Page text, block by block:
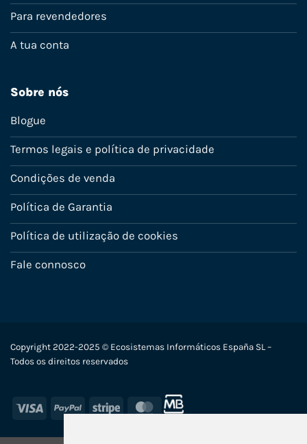
Para revendedores
A tua conta
Sobre nós
Blogue
Termos legais e política de privacidade
Condições de venda
Política de Garantia
Política de utilização de cookies
Fale connosco
Copyright 2022-2025 © Ecosistemas Informáticos España SL –
Todos os direitos reservados
Visa PayPal Stripe MasterCard